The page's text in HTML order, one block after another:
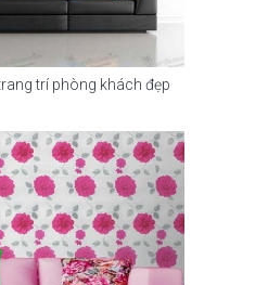
trí phòng khách đẹp